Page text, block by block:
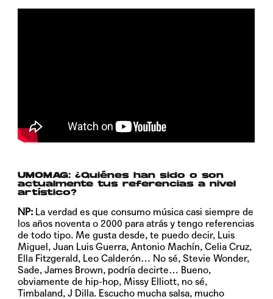
UMOMAG: ¿Quiénes han sido o son
actualmente tus referencias a nivel
artístico?
NP: La verdad es que consumo música casi siempre de
los años noventa o 2000 para atrás y tengo referencias
de todo tipo. Me gusta desde, te puedo decir, Luis
Miguel, Juan Luis Guerra, Antonio Machín, Celia Cruz,
Ella Fitzgerald, Leo Calderón… No sé, Stevie Wonder,
Sade, James Brown, podría decirte… Bueno,
obviamente de hip-hop, Missy Elliott, no sé,
Timbaland, J Dilla. Escucho mucha salsa, mucho